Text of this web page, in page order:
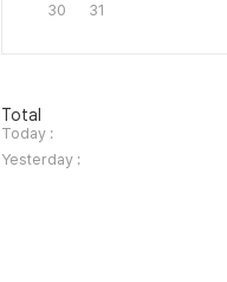
30
31
방
문
자
수
Total
Today :
Yesterday :